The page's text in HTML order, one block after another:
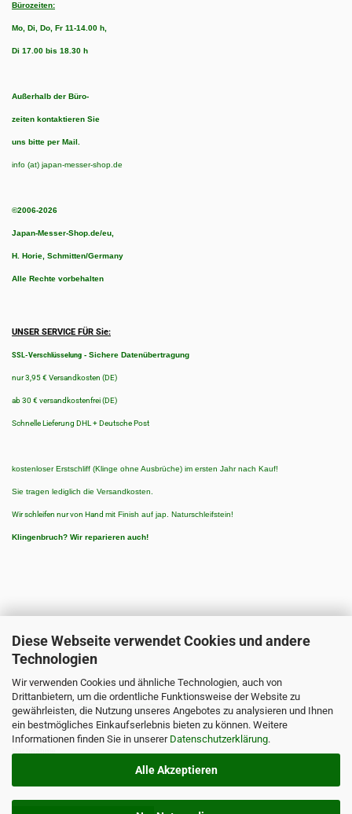
Diese Webseite verwendet Cookies und andere
Technologien
Wir verwenden Cookies und ähnliche Technologien, auch von
Drittanbietern, um die ordentliche Funktionsweise der Website zu
gewährleisten, die Nutzung unseres Angebotes zu analysieren und Ihnen
ein bestmögliches Einkaufserlebnis bieten zu können. Weitere
Informationen finden Sie in unserer Datenschutzerklärung.
Alle Akzeptieren
Bürozeiten:
Mo, Di, Do, Fr 11-14.00 h,
Di 17.00 bis 18.30 h
Außerhalb der Büro-
zeiten kontaktieren Sie
uns bitte per Mail.
info (at) japan-messer-shop.de
©2006-2026
Japan-Messer-Shop.de/eu,
H. Horie, Schmitten/Germany
Alle Rechte vorbehalten
UNSER SERVICE FÜR Sie:
SSL-Verschlüsselung - Sichere Datenübertragung
nur 3,95 € Versandkosten (DE)
ab 30 € versandkostenfrei (DE)
Schnelle Lieferung DHL + Deutsche Post
kostenloser Erstschliff (Klinge ohne Ausbrüche) im ersten Jahr nach Kauf!
Sie tragen lediglich die Versandkosten.
Wir schleifen nur von Hand mit Finish auf jap. Naturschleifstein!
Klingenbruch? Wir reparieren auch!
ZAHLUNGSARTEN
Zahlungsarten:
3 % Rabatt bei Vorkasse/Banküberweisung
PayPal